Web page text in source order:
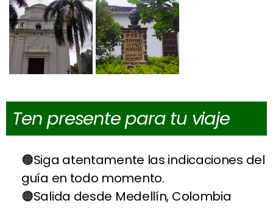
Ten presente para tu viaje
Siga atentamente las indicaciones del
guía en todo momento.
Salida desde Medellín, Colombia